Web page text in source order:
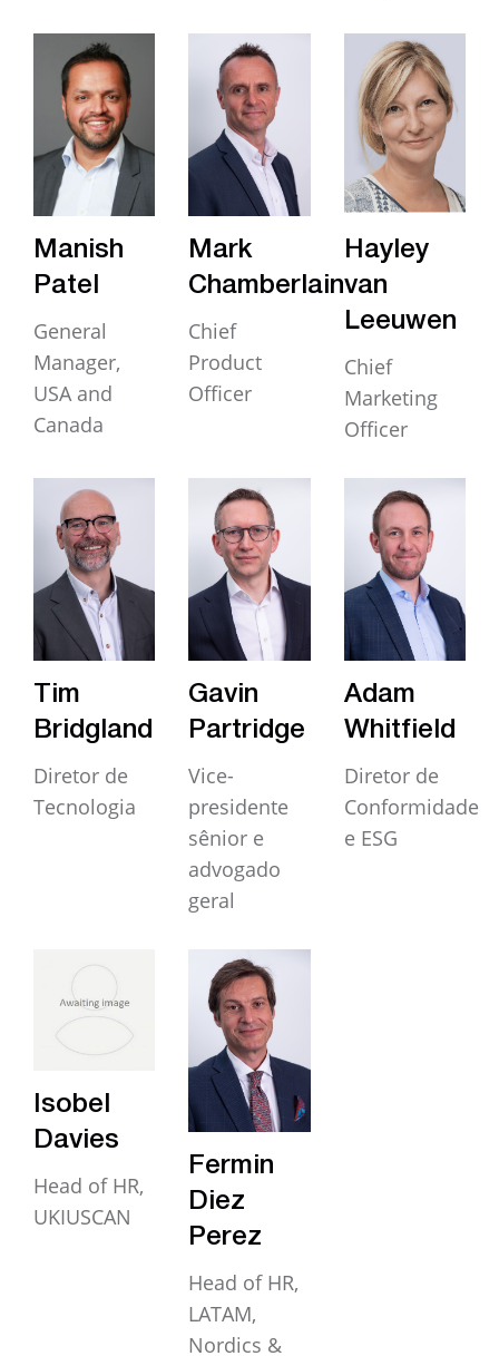
Manish
Patel
General
Manager,
USA and
Canada
Mark
Chamberlain
Chief
Product
Officer
Hayley
van
Leeuwen
Chief
Marketing
Officer
Tim
Bridgland
Diretor de
Tecnologia
Gavin
Partridge
Vice-
presidente
sênior e
advogado
geral
Adam
Whitfield
Diretor de
Conformidade
e ESG
Isobel
Davies
Head of HR,
UKIUSCAN
Fermin
Diez
Perez
Head of HR,
LATAM,
Nordics &